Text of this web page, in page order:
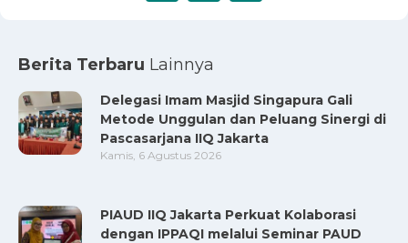
Berita Terbaru Lainnya
Delegasi Imam Masjid Singapura Gali
Metode Unggulan dan Peluang Sinergi di
Pascasarjana IIQ Jakarta
Kamis, 6 Agustus 2026
PIAUD IIQ Jakarta Perkuat Kolaborasi
dengan IPPAQI melalui Seminar PAUD